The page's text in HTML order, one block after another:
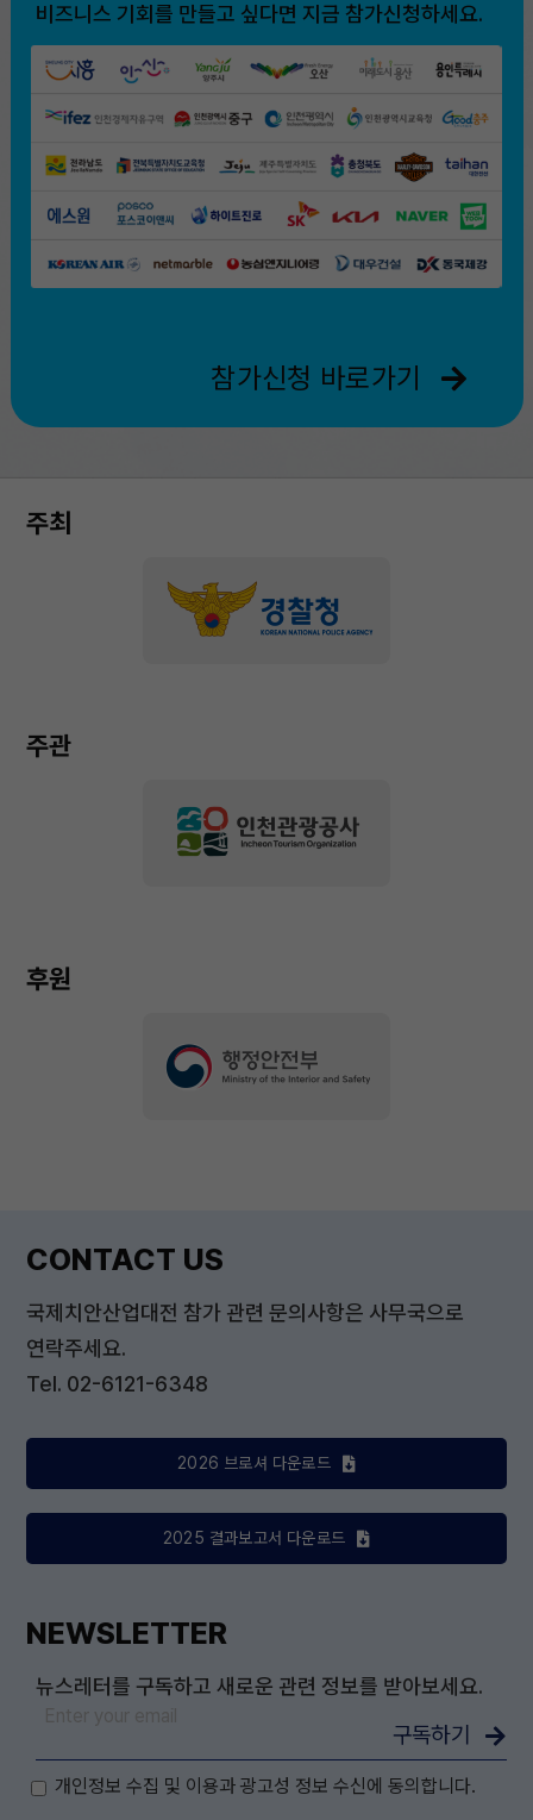
비즈니스 기회를 만들고 싶다면 지금 참가신청하세요.
참가신청 바로가기
주최
주관
후원
CONTACT US
국제치안산업대전 참가 관련 문의사항은 사무국으로
연락주세요.
Tel. 02-6121-6348
2026 브로셔 다운로드
2025 결과보고서 다운로드
NEWSLETTER
뉴스레터를 구독하고 새로운 관련 정보를 받아보세요.
구독하기
개인정보 수집 및 이용과 광고성 정보 수신에 동의합니다.